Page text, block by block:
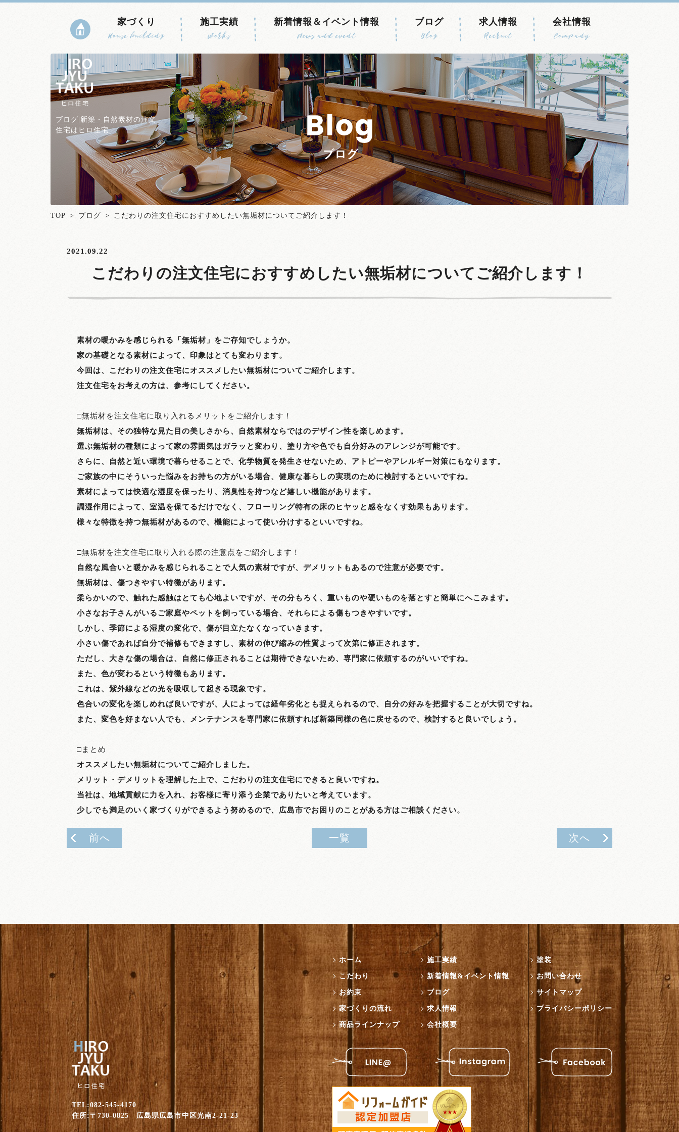
家づくり
House building
施工実績
Works
新着情報＆イベント情報
News and event
ブログ
Blog
求人情報
Recruit
会社情報
Company
ブログ|新築・自然素材の注文
住宅はヒロ住宅
TOP > ブログ > こだわりの注文住宅におすすめしたい無垢材についてご紹介します！
2021.09.22
こだわりの注文住宅におすすめしたい無垢材についてご紹介します！
素材の暖かみを感じられる「無垢材」をご存知でしょうか。
家の基礎となる素材によって、印象はとても変わります。
今回は、こだわりの注文住宅にオススメしたい無垢材についてご紹介します。
注文住宅をお考えの方は、参考にしてください。
□無垢材を注文住宅に取り入れるメリットをご紹介します！
無垢材は、その独特な見た目の美しさから、自然素材ならではのデザイン性を楽しめます。
選ぶ無垢材の種類によって家の雰囲気はガラッと変わり、塗り方や色でも自分好みのアレンジが可能です。
さらに、自然と近い環境で暮らせることで、化学物質を発生させないため、アトピーやアレルギー対策にもなります。
ご家族の中にそういった悩みをお持ちの方がいる場合、健康な暮らしの実現のために検討するといいですね。
素材によっては快適な湿度を保ったり、消臭性を持つなど嬉しい機能があります。
調湿作用によって、室温を保てるだけでなく、フローリング特有の床のヒヤッと感をなくす効果もあります。
様々な特徴を持つ無垢材があるので、機能によって使い分けするといいですね。
□無垢材を注文住宅に取り入れる際の注意点をご紹介します！
自然な風合いと暖かみを感じられることで人気の素材ですが、デメリットもあるので注意が必要です。
無垢材は、傷つきやすい特徴があります。
柔らかいので、触れた感触はとても心地よいですが、その分もろく、重いものや硬いものを落とすと簡単にへこみます。
小さなお子さんがいるご家庭やペットを飼っている場合、それらによる傷もつきやすいです。
しかし、季節による湿度の変化で、傷が目立たなくなっていきます。
小さい傷であれば自分で補修もできますし、素材の伸び縮みの性質よって次第に修正されます。
ただし、大きな傷の場合は、自然に修正されることは期待できないため、専門家に依頼するのがいいですね。
また、色が変わるという特徴もあります。
これは、紫外線などの光を吸収して起きる現象です。
色合いの変化を楽しめれば良いですが、人によっては経年劣化とも捉えられるので、自分の好みを把握することが大切ですね。
また、変色を好まない人でも、メンテナンスを専門家に依頼すれば新築同様の色に戻せるので、検討すると良いでしょう。
□まとめ
オススメしたい無垢材についてご紹介しました。
メリット・デメリットを理解した上で、こだわりの注文住宅にできると良いですね。
当社は、地域貢献に力を入れ、お客様に寄り添う企業でありたいと考えています。
少しでも満足のいく家づくりができるよう努めるので、広島市でお困りのことがある方はご相談ください。
前へ 一覧 次へ
TEL:082-545-4170
住所:〒730-0825 広島県広島市中区光南2-21-23
ホーム
こだわり
お約束
家づくりの流れ
商品ラインナップ
施工実績
新着情報&イベント情報
ブログ
求人情報
会社概要
塗装
お問い合わせ
サイトマップ
プライバシーポリシー